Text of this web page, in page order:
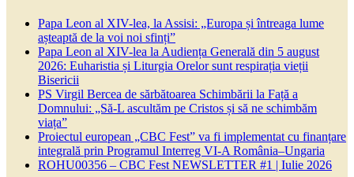
Papa Leon al XIV-lea, la Assisi: „Europa și întreaga lume
așteaptă de la voi noi sfinți”
Papa Leon al XIV-lea la Audiența Generală din 5 august
2026: Euharistia și Liturgia Orelor sunt respirația vieții
Bisericii
PS Virgil Bercea de sărbătoarea Schimbării la Față a
Domnului: „Să-L ascultăm pe Cristos și să ne schimbăm
viața”
Proiectul european „CBC Fest” va fi implementat cu finanțare
integrală prin Programul Interreg VI-A România–Ungaria
ROHU00356 – CBC Fest NEWSLETTER #1 | Iulie 2026